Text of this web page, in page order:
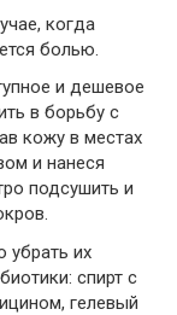
когда
болью.
и дешевое
в борьбу с
кожу в местах
и нанеся
подсушить и
убрать их
спирт с
гелевый